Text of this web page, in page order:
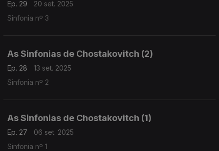
Ep. 29
20 set. 2025
Sinfonia nº 3
As Sinfonias de Chostakovitch (2)
Ep. 28
13 set. 2025
Sinfonia nº 2
As Sinfonias de Chostakovitch (1)
Ep. 27
06 set. 2025
Sinfonia nº 1